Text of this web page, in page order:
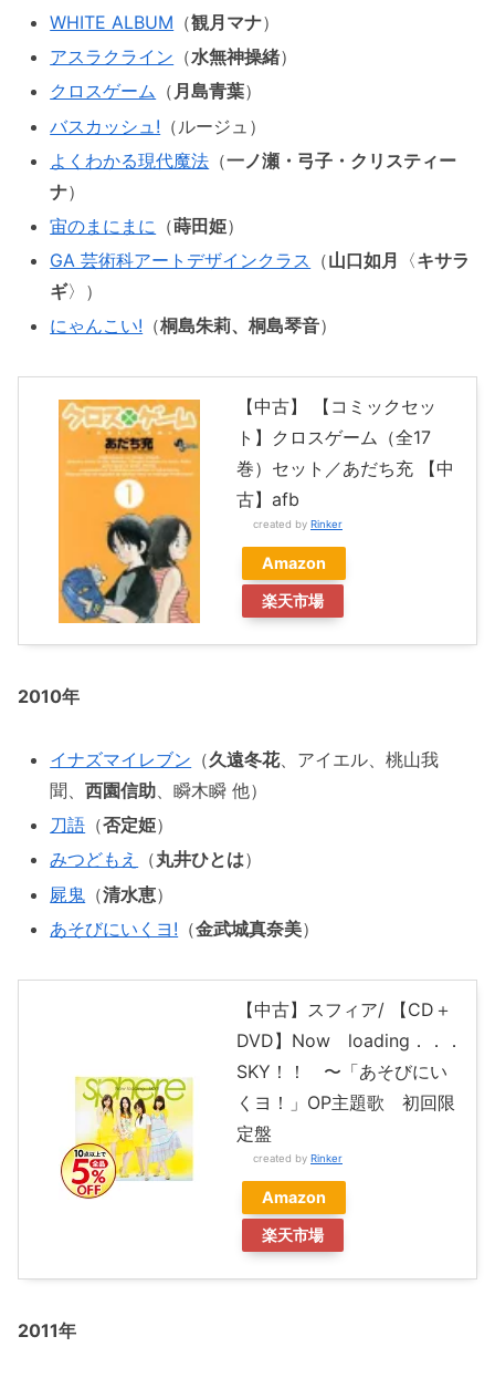
WHITE ALBUM （観月マナ）
アスラクライン （水無神操緒）
クロスゲーム （ 月島青葉）
バスカッシュ! （ルージュ）
よくわかる現代魔法 （一ノ瀬・弓子・クリスティー
ナ）
宙のまにまに （蒔田姫）
GA 芸術科アートデザインクラス （山口如月 〈キサラ
ギ〉）
にゃんこい! （桐島朱莉、桐島琴音）
【中古】 【コミックセッ
ト】クロスゲーム（全17
巻）セット／あだち充 【中
古】afb
created by Rinker
Amazon
楽天市場
2010年
イナズマイレブン （久遠冬花、アイエル、桃山我
聞、西園信助、瞬木瞬 他）
刀語 （否定姫）
みつどもえ
（丸井ひとは）
屍鬼 （清水恵）
あそびにいくヨ! （金武城真奈美）
【中古】スフィア/ 【CD＋
DVD】Now loading．．．
SKY！！ 〜「あそびにい
くヨ！」OP主題歌 初回限
定盤
created by Rinker
Amazon
楽天市場
2011年